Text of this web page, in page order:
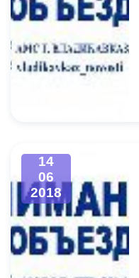
14
06
2018